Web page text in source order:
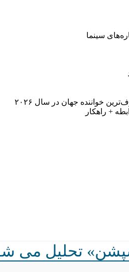
سینما
خواننده جهان در سال ۲۰۲۶
تحلیل می